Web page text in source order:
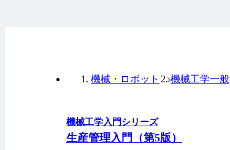
機械工学入門シリーズ
生産管理入門（第5版）
機械・ロボット 機械工学一般